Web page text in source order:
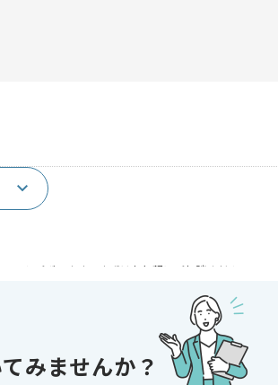
みませんか？